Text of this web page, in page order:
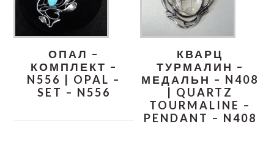
ОПАЛ –
КОМПЛЕКТ –
N556 | OPAL –
SET – N556
КВАРЦ
ТУРМАЛИН –
МЕДАЛЬН – N408
| QUARTZ
TOURMALINE –
PENDANT – N408